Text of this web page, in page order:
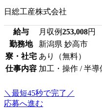
日総工産株式会社
給与 月収例253,008円
勤務地
新潟県 妙高市
寮・社宅 あり（無料）
仕事内容 加工・操作 / 半導
＼最短45秒で完了／
応募へ進む